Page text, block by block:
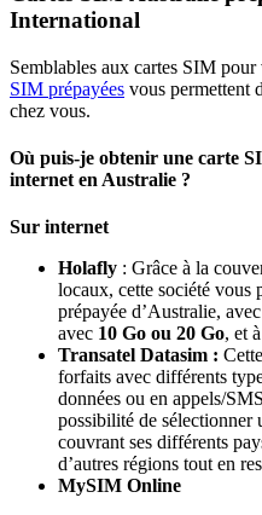
International
Semblables aux cartes SIM
SIM prépayées vous permettent
chez vous.
Où puis-je obtenir une carte
internet en Australie ?
Sur internet
Holafly : Grâce à la
locaux, cette société vous
prépayée d’Australie,
avec 10 Go ou 20 Go, et
Transatel Datasim :
forfaits avec différents
données ou en appels/
possibilité de sélectionner
couvrant ses différents
d’autres régions tout en
MySIM Online